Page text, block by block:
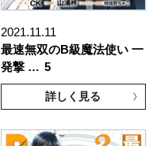
2021.11.11
最速無双のB級魔法使い 一
発撃 … 5
詳しく見る